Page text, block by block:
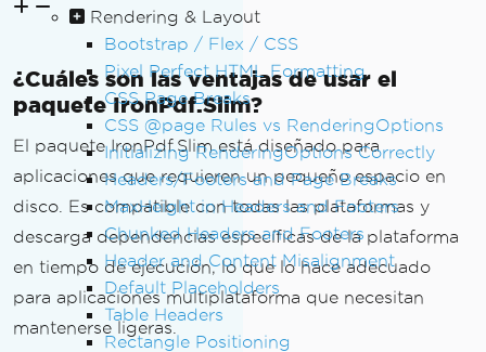
Rendering & Layout
Bootstrap / Flex / CSS
Pixel Perfect HTML Formatting
CSS Page Breaks
CSS @page Rules vs RenderingOptions
Initializing RenderingOptions Correctly
Headers/Footers and Page Breaks
MaxHeight in Headers and Footers
Chunked Headers and Footers
Header and Content Misalignment
Default Placeholders
Table Headers
Rectangle Positioning
¿Cuáles son las ventajas de usar el
paquete IronPdf.Slim?
El paquete IronPdf.Slim está diseñado para
aplicaciones que requieren un pequeño espacio en
disco. Es compatible con todas las plataformas y
descarga dependencias específicas de la plataforma
en tiempo de ejecución, lo que lo hace adecuado
para aplicaciones multiplataforma que necesitan
mantenerse ligeras.